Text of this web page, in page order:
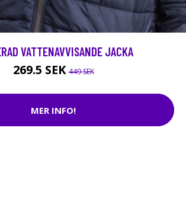
VATTENAVVISANDE JACKA
269.5 SEK449 SEK
MER INFO!